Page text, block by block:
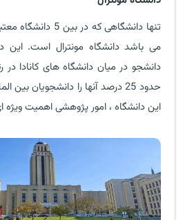
تنها دانشگاهی که در
می باشد دانشگاه مونترال است. این
دانشجو در میان دانشگاه های کانادا در
حدود 25 درصد آنها را دانشجویان
این دانشگاه ، امور پژوهشی اهمیت ویژه